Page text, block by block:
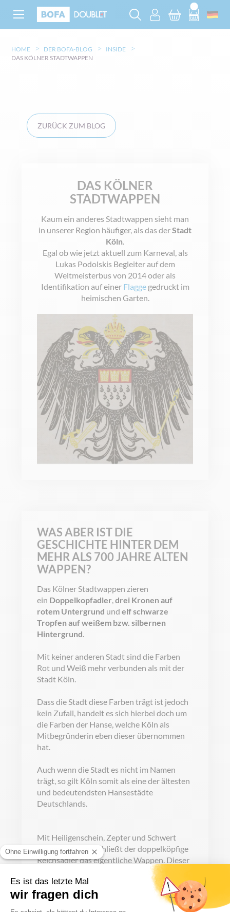
HOME DER BOFA-BLOG
INSIDE
DAS KÖLNER STADTWAPPEN
ZURÜCK ZUM BLOG
DAS KÖLNER
STADTWAPPEN
Kaum ein anderes Stadtwappen sieht man
in unserer Region häufiger, als das derStadt
Köln.
Egal ob wie jetzt aktuell zum Karneval, als
Lukas Podolskis Begleiter auf dem
Weltmeisterbus von 2014 oder als
Identifikation auf einer Flaggegedruckt im
heimischen Garten.
WAS ABER IST DIE
GESCHICHTE HINTER DEM
MEHR ALS 700 JAHRE ALTEN
WAPPEN?
Das Kölner Stadtwappen zieren
ein Doppelkopfadler ,drei Kronen auf
rotem Untergrund undelf schwarze
Tropfen auf weißem bzw. silbernen
Hintergrund
Mit keiner anderen Stadt sind die Farben
Rot und Weiß mehr verbunden als mit der
Stadt Köln.
Dass die Stadt diese Farben trägt ist jedoch
kein Zufall, handelt es sich hierbei doch um
die Farben der Hanse, welche Köln als
Mitbegründerin eben dieser übernommen
hat.
Auch wenn die Stadt es nicht im Namen
trägt, so gilt Köln somit als eine der ältesten
und bedeutendsten Hansestädte
Deutschlands.
Mit Heiligenschein, Zepter und Schwert
ausgestattet umschließt der doppelköpfige
Reichsadler das eigentliche Wappen. Dieser
erinnert an die Zugehörigkeit an das Heilige
Römische Reich im Mittelalter, während die
zwei Köpfe den römischen Kaiser